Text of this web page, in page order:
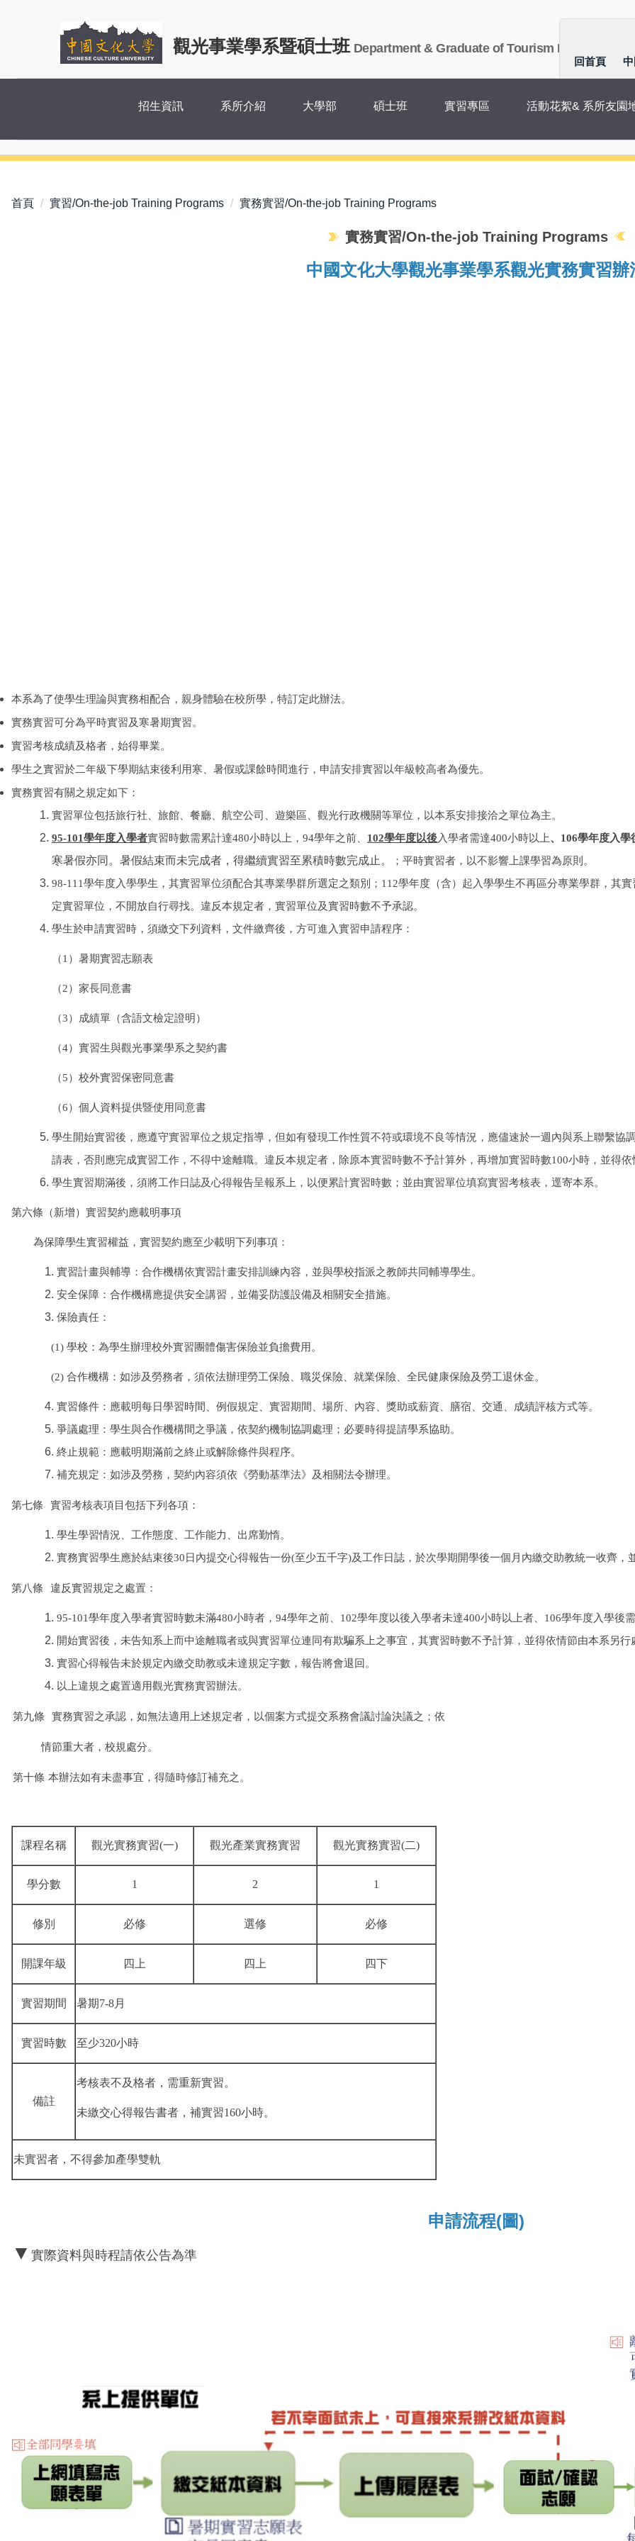
內
觀光事業學系暨碩士班Department & Graduate of Tourism Management
回首頁
招生資訊 系所介紹 大學部 碩士班 實習專區 活動花絮& 系所友園
首頁 實習/On-the-job Training Programs 實務實習/On-the-job Training Programs
實務實習/On-the-job Training Programs
中國文化大學觀光事業學系觀光實務實習辦
本系為了使學生理論與實務相配合，親身體驗在校所學，特訂定此辦法。
實務實習可分為平時實習及寒暑期實習。
實習考核成績及格者，始得畢業。
學生之實習於二年級下學期結束後利用寒、暑假或課餘時間進行，申請安排實習以年級較高者為優先。
實務實習有關之規定如下：
實習單位包括旅行社、旅館、餐廳、航空公司、遊樂區、觀光行政機關等單位，以本系安排接洽之單位為主。
95-101學年度入學者實習時數需累計達480小時以上， 94學年之前、 102學年度以後入學者需達400小時以上、 106學年度入學
寒暑假亦同。暑假結束而未完成者，得繼續實習至累積時數完成止。
；平時實習者，以不影響上課學習為原則。
98-111學年度入學學生，其實習單位須配合其專業學群所選定之類別； 112學年度（含）起入學學生不再區分專業學群，其
定實習單位，不開放自行尋找。違反本規定者，實習單位及實習時數不予承認。
學生於申請實習時，須繳交下列資料，文件繳齊後，方可進入實習申請程序：
（1 ）暑期實習志願表
（2）家長同意書
（3）成績單（含語文檢定證明）
（4）實習生與觀光事業學系之契約書
（5）校外實習保密同意書
（6）個人資料提供暨使用同意書
學生開始實習後，應遵守實習單位之規定指導，但如有發現工作性質不符或環境不良等情況，應儘速於一週內與系上聯繫協
請表，否則應完成實習工作，不得中途離職。違反本規定者，除原本實習時數不予計算外，再增加實習時數100小時，並得依
學生實習期滿後，須將工作日誌及心得報告呈報系上，以便累計實習時數；並由實習單位填寫實習考核表，逕寄本系。
第六條（新增）實習契約應載明事項
為保障學生實習權益，實習契約應至少載明下列事項：
實習計畫與輔導：合作機構依實習計畫安排訓練內容，並與學校指派之教師共同輔導學生。
安全保障：合作機構應提供安全講習，並備妥防護設備及相關安全措施。
保險責任：
(1) 學校：為學生辦理校外實習團體傷害保險並負擔費用。
(2) 合作機構：如涉及勞務者，須依法辦理勞工保險、職災保險、就業保險、全民健康保險及勞工退休金。
實習條件：應載明每日學習時間、例假規定、實習期間、場所、內容、獎助或薪資、膳宿、交通、成績評核方式等。
爭議處理：學生與合作機構間之爭議，依契約機制協調處理；必要時得提請學系協助。
終止規範：應載明期滿前之終止或解除條件與程序。
補充規定：如涉及勞務，契約內容須依《勞動基準法》及相關法令辦理。
第七條 實習考核表項目包括下列各項：
學生學習情況、工作態度、工作能力、出席勤惰。
實務實習學生應於結束後30 日內提交心得報告一份(至少五千字)及工作日誌，於次學期開學後一個月內繳交助教統一收齊，
第八條 違反實習規定之處置：
95-101學年度入學者實習時數未滿480小時者， 94學年之前、 102學年度以後入學者未達400小時以上者、 106學年度入學後
開始實習後，未告知系上而中途離職者或與實習單位連同有欺騙系上之事宜，其實習時數不予計算，並得依情節由本系另行
實習心得報告未於規定內繳交助教或未達規定字數，報告將會退回。
以上違規之處置適用觀光實務實習辦法。
第九條 實務實習之承認，如無法適用上述規定者，以個案方式提交系務會議討論決議之；依
情節重大者，校規處分。
第十條 本辦法如有未盡事宜，得隨時修訂補充之。
課程名稱 觀光實務實習(一) 觀光產業實務實習 觀光實務實習(二)
學分數 1 2 1
修別 必修 選修 必修
開課年級 四上 四上 四下
實習期間 暑期7-8月
實習時數 至少320小時
備註
考核表不及格者，需重新實習。
未繳交心得報告書者，補實習160小時。
未實習者，不得參加產學雙軌
申請流程(圖)
▼ 實際資料與時程請依公告為準